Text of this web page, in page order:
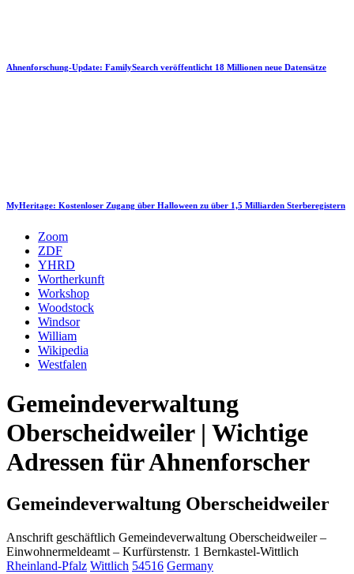
Ahnenforschung-Update: FamilySearch veröffentlicht 18 Millionen neue Datensätze
MyHeritage: Kostenloser Zugang über Halloween zu über 1,5 Milliarden Sterberegistern
Zoom
ZDF
YHRD
Wortherkunft
Workshop
Woodstock
Windsor
William
Wikipedia
Westfalen
Gemeindeverwaltung
Oberscheidweiler | Wichtige
Adressen für Ahnenforscher
Gemeindeverwaltung Oberscheidweiler
Anschrift geschäftlich Gemeindeverwaltung Oberscheidweiler –
Einwohnermeldeamt – Kurfürstenstr. 1 Bernkastel-Wittlich
Rheinland-Pfalz Wittlich 54516 Germany